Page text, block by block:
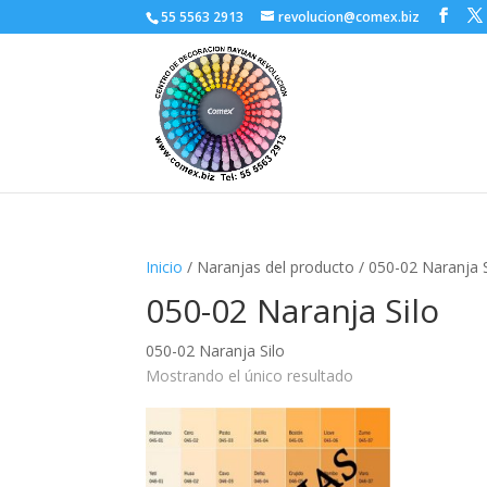
55 5563 2913 revolucion@comex.biz
Inicio / Naranjas del producto / 050-02 Naranja
050-02 Naranja Silo
050-02 Naranja Silo
Mostrando el único resultado